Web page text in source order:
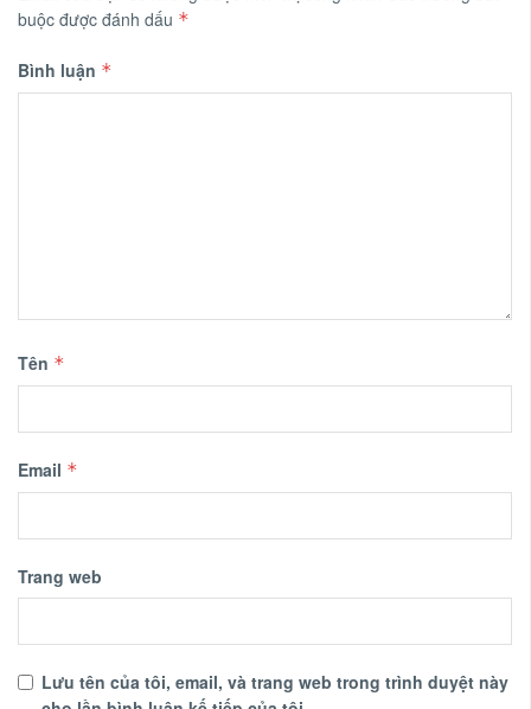
buộc được đánh dấu *
Bình luận *
Tên *
Email *
Trang web
Lưu tên của tôi, email, và trang web trong trình duyệt này